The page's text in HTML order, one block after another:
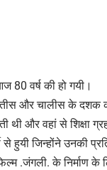
80 वर्ष की हो गयी।
और चालीस के दशक
थी और वहां से शिक्षा
हुयी जिन्होंने उनकी
.जंगली. के निर्माण के